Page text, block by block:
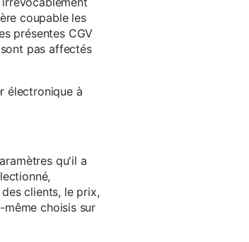
coupable les
présentes CGV
pas affectés
électronique à
qu'il a
clients, le prix,
choisis sur